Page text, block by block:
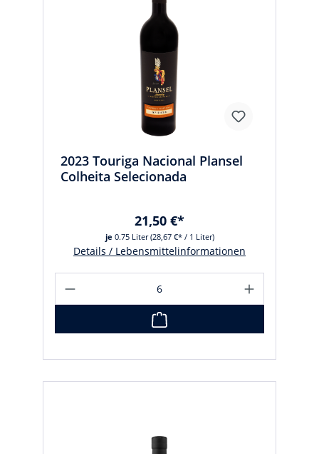
2023 Touriga Nacional Plansel
Colheita Selecionada
je 0.75 Liter(28,67 €* / 1 Liter)
21,50 €*
Details / Lebensmittelinformationen